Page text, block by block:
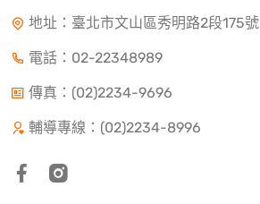
地址：臺北市文山區秀明路2段175號
電話： 02-22348989
傳真：(02)2234-9696
輔導專線：(02)2234-8996